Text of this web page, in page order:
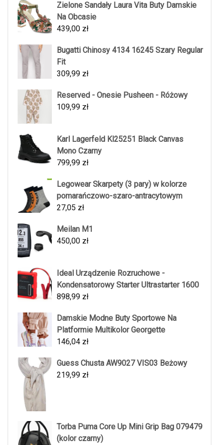
Zielone Sandały Laura Vita Buty Damskie
Na Obcasie
439,00 zł
Bugatti Chinosy 4134 16245 Szary Regular
Fit
309,99 zł
Reserved - Onesie Pusheen - Różowy
109,99 zł
Karl Lagerfeld Kl25251 Black Canvas
Mono Czarny
799,99 zł
Legowear Skarpety (3 pary) w kolorze
pomarańczowo-szaro-antracytowym
27,05 zł
Meilan M1
450,00 zł
Ideal Urządzenie Rozruchowe -
Kondensatorowy Starter Ultrastarter 1600
898,99 zł
Damskie Modne Buty Sportowe Na
Platformie Multikolor Georgette
146,04 zł
Guess Chusta AW9027 VIS03 Beżowy
219,99 zł
Torba Puma Core Up Mini Grip Bag 079479
(kolor czarny)